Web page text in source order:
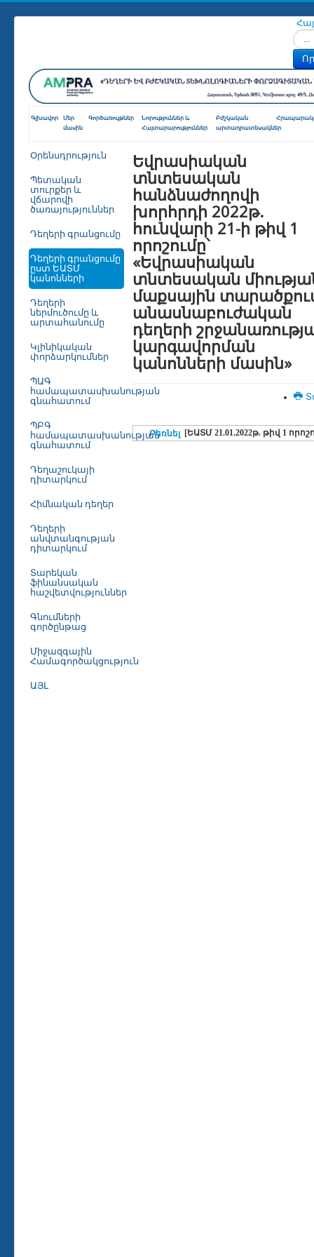
Գլխավոր
Մեր
մասին
Գործառույթներ
Նորություններ և
Հայտարարություններ
Բժշկական
արտադրատեսակներ
Օրենսդրություն
Պետական
տուրքեր և
վճարովի
ծառայություններ
Դեղերի գրանցումը
Դեղերի գրանցումը
ըստ ԵԱՏՄ
կանոնների
Դեղերի
ներմուծումը և
արտահանումը
Կլինիկական
փորձարկումներ
ՊԱԳ
համապատասխանության
գնահատում
ՊԲԳ
համապատասխանության
գնահատում
Դեղաշուկայի
դիտարկում
Հիմնական դեղեր
Դեղերի
անվտանգության
դիտարկում
Տարեկան
ֆինանսական
հաշվետվություններ
Գնումների
գործընթաց
Միջազգային
Համագործակցություն
ԱՅԼ
Եվրասիական
տնտեսական
հանձնաժողովի
խորհրդի 2022թ.
հունվարի 21-ի թիվ 1
որոշումը՝
«Եվրասիական
տնտեսական
մաքսային
անասնաբուժական
դեղերի
կարգավորման
կանոնների մասին»
Բեռնել [ԵԱՏՄ 21.01.2022թ. թիվ 1